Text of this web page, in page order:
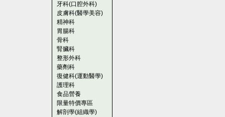
牙科(口腔外科)
皮膚科(醫學美容)
精神科
胃腸科
骨科
腎臟科
整形外科
藥劑科
復健科(運動醫學)
護理科
食品營養
限量特價專區
解剖學(組織學)